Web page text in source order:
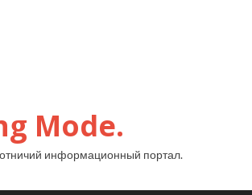
Mode.
информационный портал.